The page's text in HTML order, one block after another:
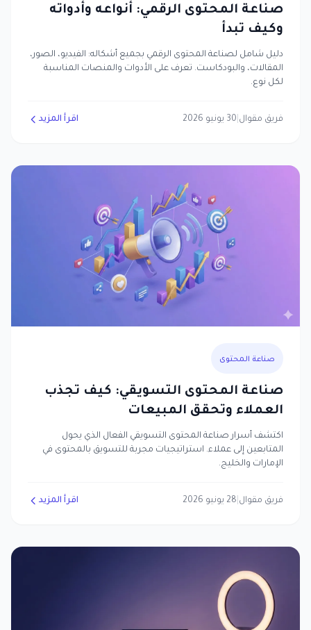
صناعة المحتوى الرقمي: أنواعه وأدواته
وكيف تبدأ
دليل شامل لصناعة المحتوى الرقمي بجميع أشكاله: الفيديو، الصور،
المقالات، والبودكاست. تعرف على الأدوات والمنصات المناسبة
لكل نوع.
فريق مقوال 30 يونيو 2026 اقرأ المزيد
صناعة المحتوى
صناعة المحتوى التسويقي: كيف تجذب
العملاء وتحقق المبيعات
اكتشف أسرار صناعة المحتوى التسويقي الفعال الذي يحول
المتابعين إلى عملاء. استراتيجيات مجربة للتسويق بالمحتوى في
الإمارات والخليج.
فريق مقوال 28 يونيو 2026 اقرأ المزيد